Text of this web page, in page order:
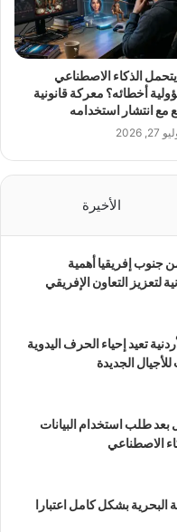
الذكاء الاصطناعي
أخطائه؟ معركة قانونية
مع انتشار استخدامه
27, 2026
الأخيرة
جنوب إفريقيا أهمية
لتعزيز التعاون الإفريقي
تعيد إحياء الحرف اليدوية
الجديدة
بعد طلب استخدام البيانات
الاصطناعي
بشكل كامل اعتبارا